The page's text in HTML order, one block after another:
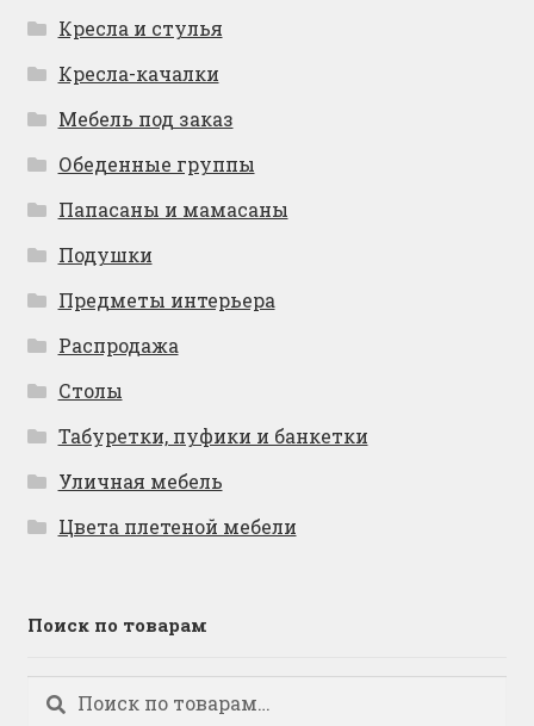
Кресла и стулья
Кресла-качалки
Мебель под заказ
Обеденные группы
Папасаны и мамасаны
Подушки
Предметы интерьера
Распродажа
Столы
Табуретки, пуфики и банкетки
Уличная мебель
Цвета плетеной мебели
Поиск по товарам
Искать:
Поиск